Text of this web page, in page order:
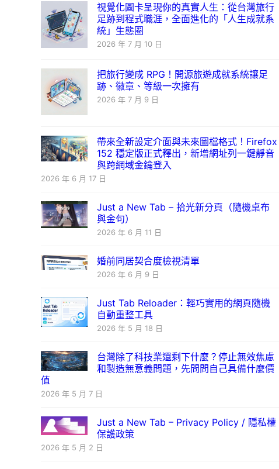
視覺化圖卡呈現你的真實人生：從台灣旅行
足跡到程式職涯，全面進化的「人生成就系
統」生態圈
2026 年 7 月 10 日
把旅行變成 RPG！開源旅遊成就系統讓足
跡、徽章、等級一次擁有
2026 年 7 月 9 日
帶來全新設定介面與未來圖檔格式！Firefox
152 穩定版正式釋出，新增網址列一鍵靜音
與跨網域金鑰登入
2026 年 6 月 17 日
Just a New Tab – 拾光新分頁（隨機桌布
與金句）
2026 年 6 月 11 日
婚前同居契合度檢視清單
2026 年 6 月 9 日
Just Tab Reloader：輕巧實用的網頁隨機
自動重整工具
2026 年 5 月 18 日
台灣除了科技業還剩下什麼？停止無效焦慮
和製造無意義問題，先問問自己具備什麼價
值
2026 年 5 月 7 日
Just a New Tab – Privacy Policy / 隱私權
保護政策
2026 年 5 月 2 日